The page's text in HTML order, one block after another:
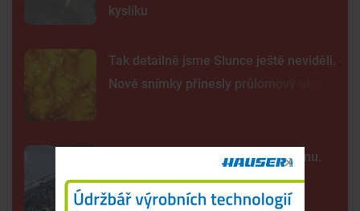
kyslíku
Tak detailně jsme Slunce ještě neviděli.
Nové snímky přinesly průlomový objev
Kraj nabízí za Dynamo 32,55 milionu.
Převod akcií chce dokončit co
nejrychleji